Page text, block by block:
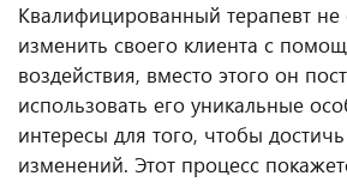
Квалифицированный терапевт не
изменить своего клиента с
воздействия, вместо этого он
использовать его уникальные
интересы для того, чтобы
изменений. Этот процесс